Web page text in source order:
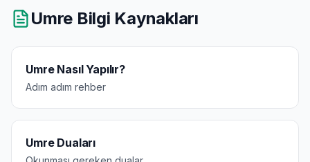
Umre Bilgi Kaynakları
Umre Nasıl Yapılır?
Adım adım rehber
Umre Duaları